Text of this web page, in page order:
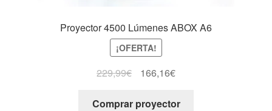
Proyector 4500 Lúmenes ABOX A6
¡OFERTA!
229,99€ 166,16€
Comprar proyector